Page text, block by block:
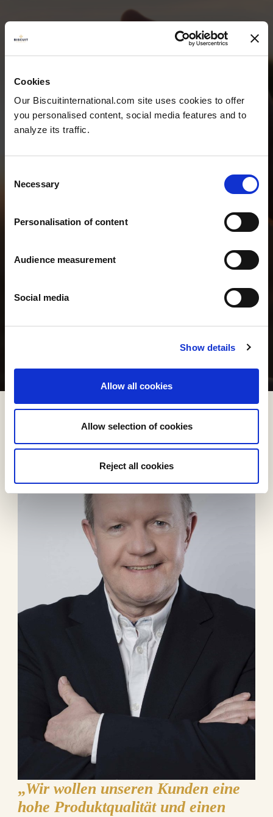
Cookies
Our Biscuitinternational.com site uses cookies to offer
you personalised content, social media features and to
analyze its traffic.
Selection
Necessary
Personalisation of content
Audience measurement
Social media
Show details
Allow all cookies
Allow selection of cookies
Reject all cookies
„Wir wollen unseren Kunden eine
hohe Produktqualität und einen